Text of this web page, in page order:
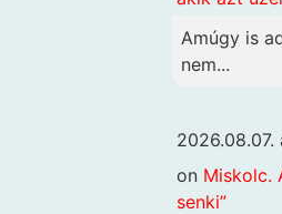
Amúgy is
nem...
2026.08.07.
on Miskolc.
senki”